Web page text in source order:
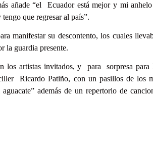
añade “el Ecuador está mejor y mi
que regresar al país”.
manifestar su descontento, los cuales
la guardia presente.
los artistas invitados, y para sorpresa para
Ricardo Patiño, con un pasillos de los
además de un repertorio de